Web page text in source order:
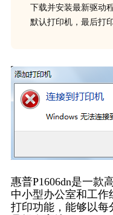
下载并安装最新驱动
默认打印机，最后打
惠普P1606dn是一款
中小型办公室和工
打印功能，能够以每